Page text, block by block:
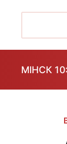
МІНСК